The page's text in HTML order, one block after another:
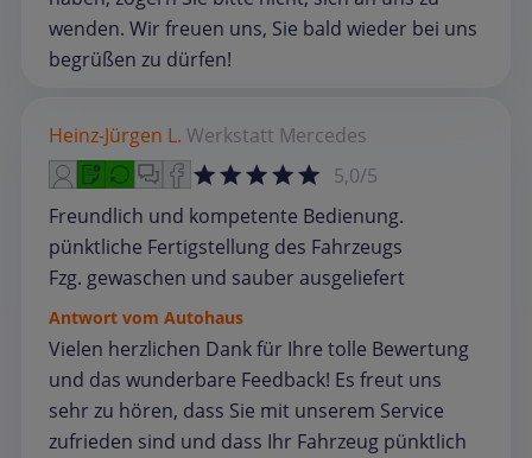
wenden. Wir freuen uns, Sie bald wieder bei uns
begrüßen zu dürfen!
Heinz-Jürgen L. Werkstatt Mercedes
5,0/5
Freundlich und kompetente Bedienung.
pünktliche Fertigstellung des Fahrzeugs
Fzg. gewaschen und sauber ausgeliefert
Antwort vom Autohaus
Vielen herzlichen Dank für Ihre tolle Bewertung
und das wunderbare Feedback! Es freut uns
sehr zu hören, dass Sie mit unserem Service
zufrieden sind und dass Ihr Fahrzeug pünktlich